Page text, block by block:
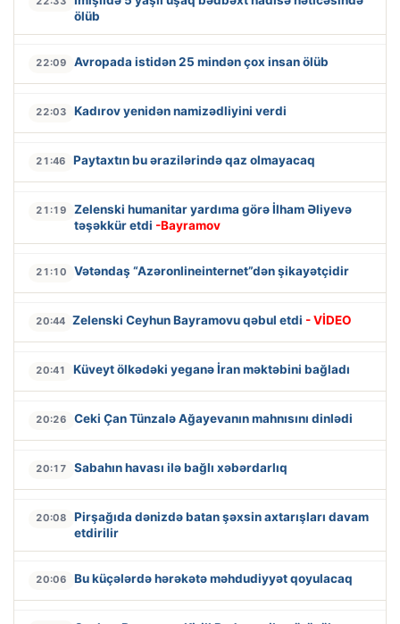
ölüb
22:09 Avropada istidən 25 mindən çox insan ölüb
22:03 Kadırov yenidən namizədliyini verdi
21:46 Paytaxtın bu ərazilərində qaz olmayacaq
21:19
Zelenski humanitar yardıma görə İlham Əliyevə
təşəkkür etdi -Bayramov
21:10 Vətəndaş “Azəronlineinternet”dən şikayətçidir
20:44 Zelenski Ceyhun Bayramovu qəbul etdi - VİDEO
20:41 Küveyt ölkədəki yeganə İran məktəbini bağladı
20:26 Ceki Çan Tünzalə Ağayevanın mahnısını dinlədi
20:17 Sabahın havası ilə bağlı xəbərdarlıq
20:08
Pirşağıda dənizdə batan şəxsin axtarışları davam
etdirilir
20:06 Bu küçələrdə hərəkətə məhdudiyyət qoyulacaq